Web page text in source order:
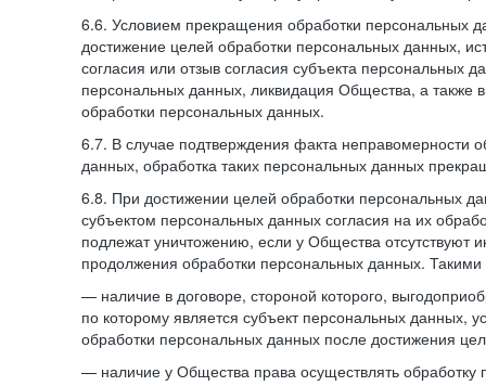
6.6. Условием прекращения обработки персональных
достижение целей обработки персональных данных,
согласия или отзыв согласия субъекта персональных
персональных данных, ликвидация Общества, а также
обработки персональных данных.
6.7. В случае подтверждения факта неправомерности
данных, обработка таких персональных данных
6.8. При достижении целей обработки персональных
субъектом персональных данных согласия на их
подлежат уничтожению, если у Общества отсутствуют
продолжения обработки персональных данных.
— наличие в договоре, стороной которого,
по которому является субъект персональных данных,
обработки персональных данных после достижения
— наличие у Общества права осуществлять обработку